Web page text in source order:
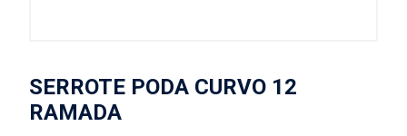
SERROTE PODA CURVO 12
RAMADA